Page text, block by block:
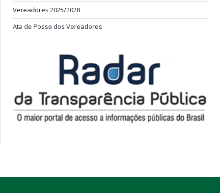
Vereadores 2025/2028
Ata de Posse dos Vereadores